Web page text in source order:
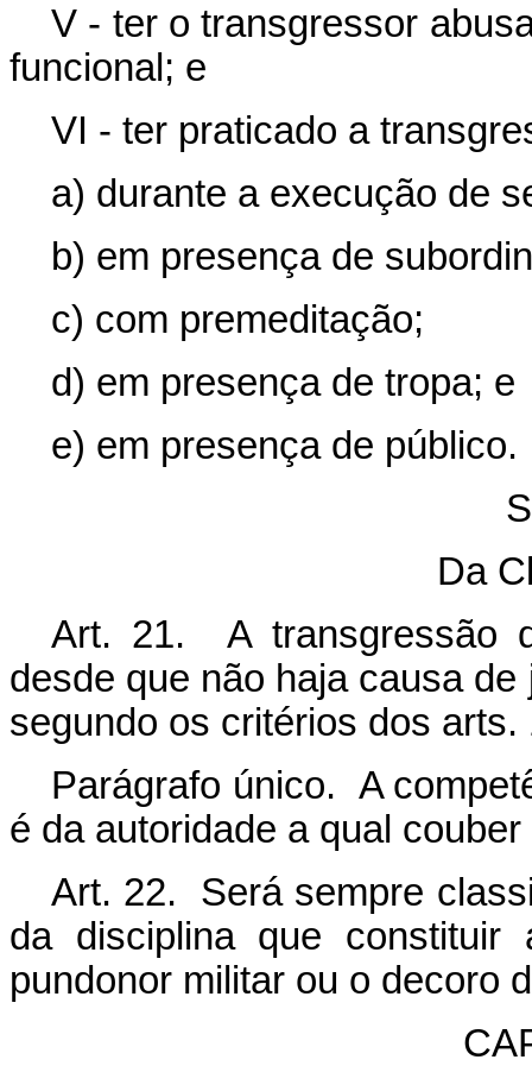
V - ter o transgressor
funcional; e
VI - ter praticado a
a) durante a execução de
b) em presença de
c) com premeditação;
d) em presença de tropa; e
e) em presença de público.
Da
Art. 21. A transgressão
desde que não haja causa
segundo os critérios dos arts.
Parágrafo único. A
é da autoridade a qual
Art. 22. Será sempre
da disciplina que
pundonor militar ou o decoro